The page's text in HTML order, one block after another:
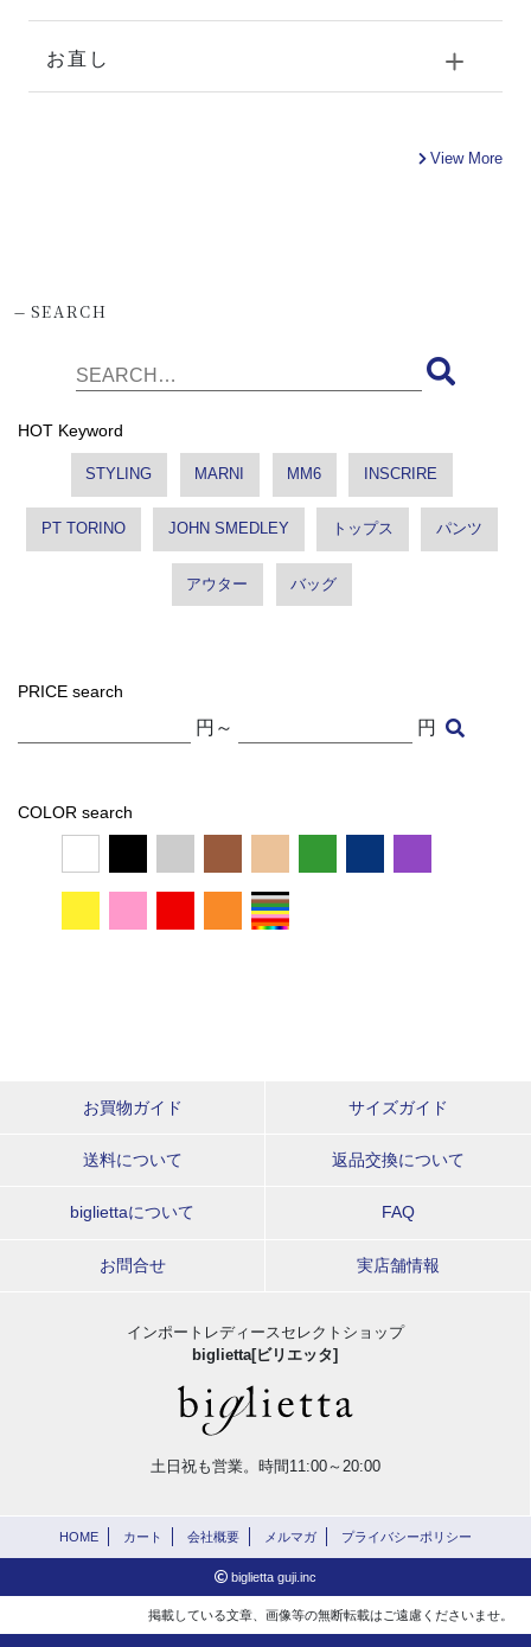
お直し
View More
-SEARCH
HOT Keyword
STYLING MARNI MM6 INSCRIRE
PT TORINO JOHN SMEDLEY トップス パンツ
アウター バッグ
PRICE search
円～ 円
COLOR search
お買物ガイド サイズガイド
送料について 返品交換について
bigliettaについて FAQ
お問合せ 実店舗情報
インポートレディースセレクトショップ
biglietta[ビリエッタ]
土日祝も営業。時間11:00～20:00
HOME カート 会社概要 メルマガ プライバシーポリシー
biglietta guji.inc
掲載している文章、画像等の無断転載はご遠慮くださいませ。